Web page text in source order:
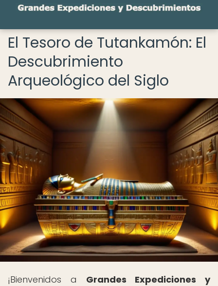
El Tesoro de Tutankamón: El
Descubrimiento
Arqueológico del Siglo
¡Bienvenidos a Grandes Expediciones y